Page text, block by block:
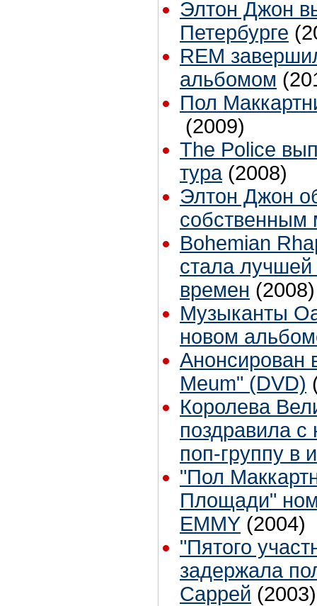
Элтон Джон
Петербурге
REM
альбомом
Пол
(2009)
The Police
тура (2008)
Элтон Джон
Bohemian
стала лучшей
времен (2008)
Музыканты
новом
Анонсирован
Meum" (DVD)
Королева
поздравила
поп-группу в
"Пол
Площади"
EMMY (2004)
"Пятого
задержала
Саррей (2003)